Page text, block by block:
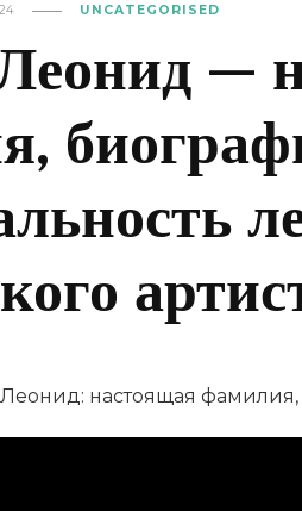
UNCATEGORISED
—